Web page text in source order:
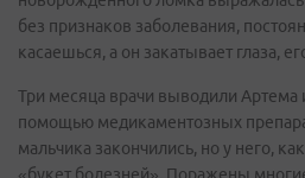
без признаков заболевания,
касаешься, а он закатывает глаза,
Три месяца врачи выводили Артема
помощью медикаментозных
мальчика закончились, но у него,